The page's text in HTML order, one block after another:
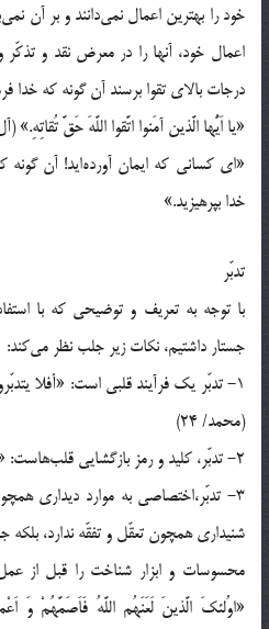
خود را بهترين اعمال نمى‌دانند و بر آن
درجات بالاى تقوا برسند آن گونه كه خدا
«يا اَيُّها الَّذين آمَنوا اتَّقوا اللَّهَ حَقَّ تُقاتِهِ.» (آل
«اى كسانى كه ايمان آورده‌ايد! آن
خدا بپرهيزيد.»
تدبّر
با توجه به تعريف و توضيحى كه با
جستار داشتيم، نكات زير جلب نظر مى‌كند:
1- تدبّر يك فرآيند قلبى است: «أفلا
(محمد/ 24)
2- تدبّر، كليد و رمز بازگشايى قلب‌هاست: «ام على قلوب اقفالها.»
3- تدبّر،اختصاصى به موارد ديدارى
شنيدارى همچون تعقّل و تفقّه ندارد، بلكه
محسوسات و ابزار شناخت را قبل از
«اوُلئكَ الَّذينَ لَعَنَهُم اللَّهُ فَاَصَمَّهُمْ وَ